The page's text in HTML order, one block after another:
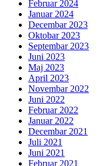
Februar 2024
Januar 2024
Decembar 2023
Oktobar 2023
Septembar 2023
Juni 2023
Maj 2023
April 2023
Novembar 2022
Juni 2022
Februar 2022
Januar 2022
Decembar 2021
Juli 2021
Juni 2021
Februar 2021